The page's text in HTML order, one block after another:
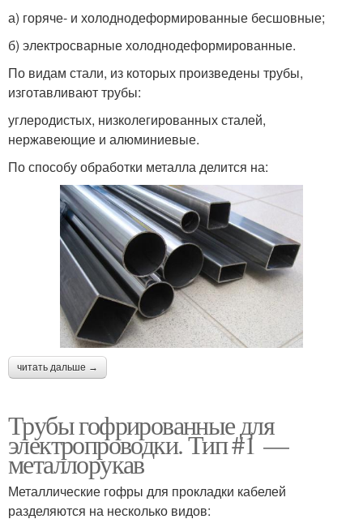
а) горяче- и холоднодеформированные бесшовные;
б) электросварные холоднодеформированные.
По видам стали, из которых произведены трубы,
изготавливают трубы:
углеродистых, низколегированных сталей,
нержавеющие и алюминиевые.
По способу обработки металла делится на:
читать дальше →
Трубы гофрированные для
электропроводки. Тип #1 —
металлорукав
Металлические гофры для прокладки кабелей
разделяются на несколько видов: